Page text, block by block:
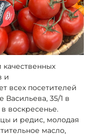
и
всех посетителей
35/1 в
воскресенье.
и редис, молодая
масло,